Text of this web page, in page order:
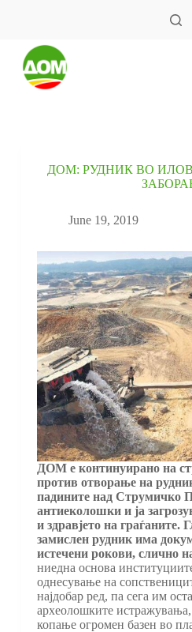
ДОМ: РУДНИК ВО
June 19, 2019
ДОМ е континуирано на
против отворање на
падините над Струмичко
антиеколошки и ја
и здравјето на граѓаните.
замислен рудник има
истечени рокови, слично
ниедна основа
однесување на
најдобар ред, па сега им
археолошките
копање огромен базен во